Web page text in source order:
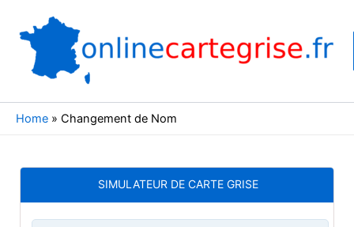
contenu
Home » Changement de Nom
SIMULATEUR DE CARTE GRISE